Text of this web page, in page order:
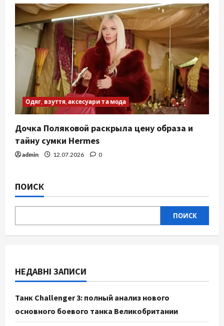
Одяг, взуття, аксесуари та мода
Дочка Поляковой раскрыла цену образа и
тайну сумки Hermes
admin 12.07.2026 0
ПОИСК
ПОИСК
НЕДАВНІ ЗАПИСИ
Танк Challenger 3: полный анализ нового
основного боевого танка Великобритании